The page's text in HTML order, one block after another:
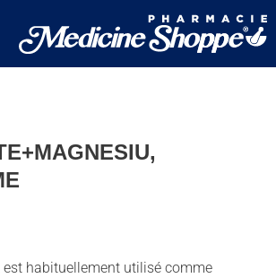
est habituellement utilisé comme